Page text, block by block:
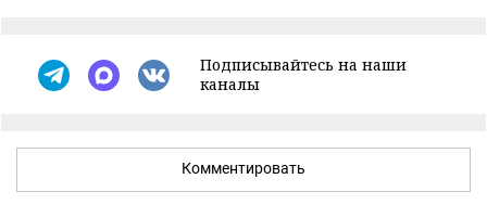
Подписывайтесь на наши
каналы
Комментировать